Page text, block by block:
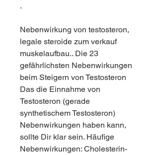
.
Nebenwirkung von testosteron,
legale steroide zum verkauf
muskelaufbau.. Die 23
gefährlichsten Nebenwirkungen
beim Steigern von Testosteron
Das die Einnahme von
Testosteron (gerade
synthetischem Testosteron)
Nebenwirkungen haben kann,
sollte Dir klar sein. Häufige
Nebenwirkungen: Cholesterin-